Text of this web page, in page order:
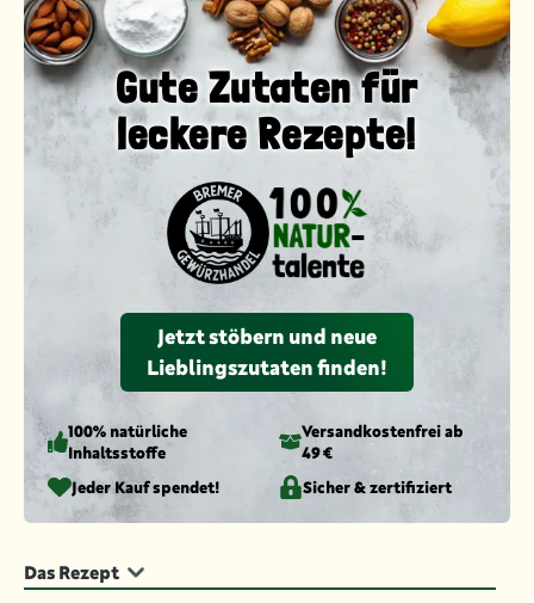
Gute Zutaten für
leckere Rezepte!
Jetzt stöbern und neue
Lieblingszutaten finden!
100% natürliche
Inhaltsstoffe
Versandkosten­frei ab
49 €
Jeder Kauf spendet!
Sicher & zertifiziert
Das Rezept